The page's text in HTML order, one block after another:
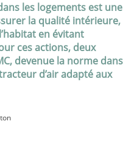
les logements est une
la qualité intérieure,
en évitant
ces actions, deux
devenue la norme dans
d’air adapté aux